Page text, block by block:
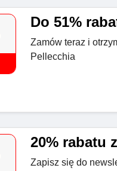
Do 51%
Zamów teraz i
Pellecchia
20% rabatu
Zapisz się do